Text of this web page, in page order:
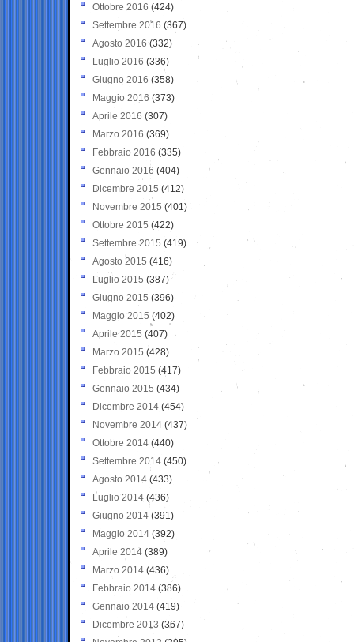
Ottobre 2016 (424)
Settembre 2016 (367)
Agosto 2016 (332)
Luglio 2016 (336)
Giugno 2016 (358)
Maggio 2016 (373)
Aprile 2016 (307)
Marzo 2016 (369)
Febbraio 2016 (335)
Gennaio 2016 (404)
Dicembre 2015 (412)
Novembre 2015 (401)
Ottobre 2015 (422)
Settembre 2015 (419)
Agosto 2015 (416)
Luglio 2015 (387)
Giugno 2015 (396)
Maggio 2015 (402)
Aprile 2015 (407)
Marzo 2015 (428)
Febbraio 2015 (417)
Gennaio 2015 (434)
Dicembre 2014 (454)
Novembre 2014 (437)
Ottobre 2014 (440)
Settembre 2014 (450)
Agosto 2014 (433)
Luglio 2014 (436)
Giugno 2014 (391)
Maggio 2014 (392)
Aprile 2014 (389)
Marzo 2014 (436)
Febbraio 2014 (386)
Gennaio 2014 (419)
Dicembre 2013 (367)